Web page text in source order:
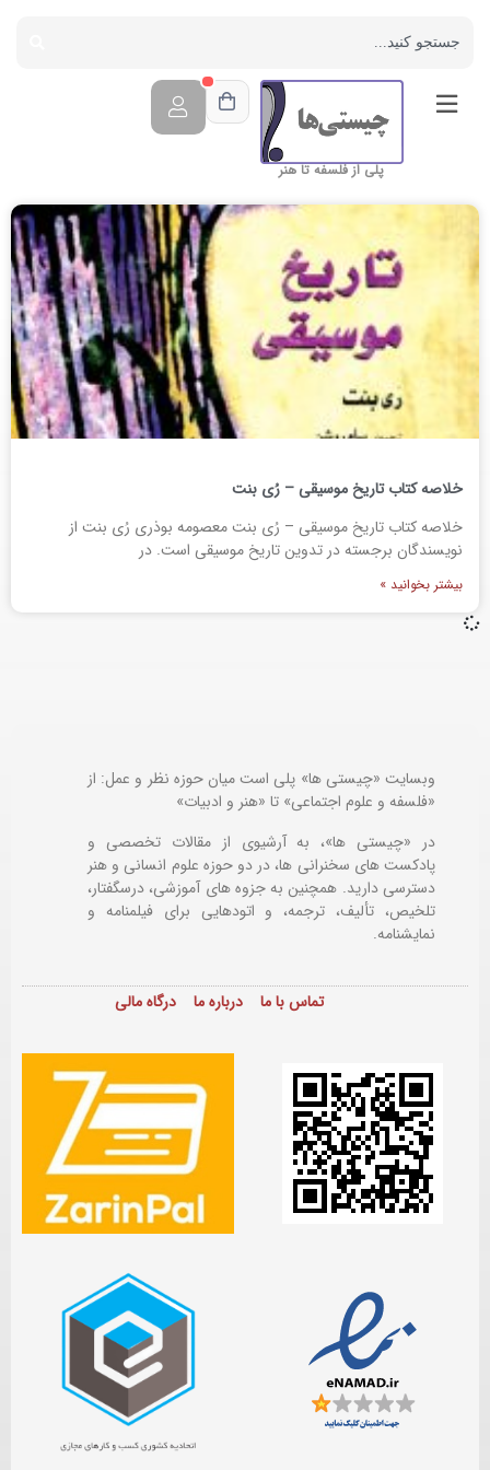
پلی از فلسفه تا هنر
خلاصه کتاب تاریخ موسیقی – رُی بنت
خلاصه کتاب تاریخ موسیقی – رُی بنت معصومه بوذری رُی بنت از
نویسندگان برجسته در تدوین تاریخ موسیقی است. در
بیشتر بخوانید »
وبسایت «چیستی ها» پلی است میان حوزه نظر و عمل: از
«فلسفه و علوم اجتماعی» تا «هنر و ادبیات»
در «چیستی ها»، به آرشیوی از مقالات تخصصی و
پادکست های سخنرانی ها، در دو حوزه علوم انسانی و هنر
دسترسی دارید. همچنین به جزوه های آموزشی، درسگفتار،
تلخیص، تألیف، ترجمه، و اتودهایی برایفیلمنامه و
نمایشنامه.
تماس با ما درباره ما درگاه مالی